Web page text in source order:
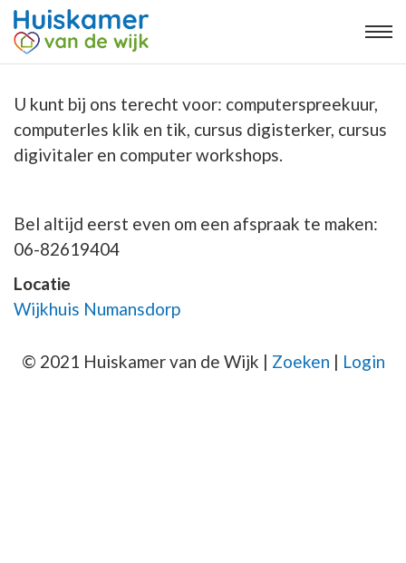
U kunt bij ons terecht voor: computerspreekuur,
computerles klik en tik, cursus digisterker, cursus
digivitaler en computer workshops.
Bel altijd eerst even om een afspraak te maken:
06-82619404
Locatie
Wijkhuis Numansdorp
© 2021 Huiskamer van de Wijk | Zoeken | Login